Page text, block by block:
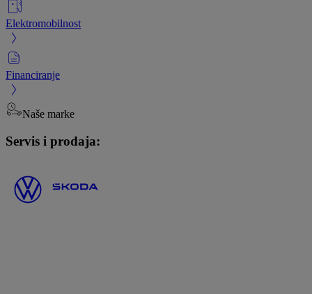
Elektromobilnost
Financiranje
Naše marke
Servis i prodaja: